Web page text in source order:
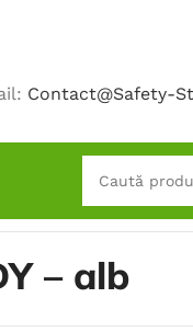
Contact@Safety-
– alb